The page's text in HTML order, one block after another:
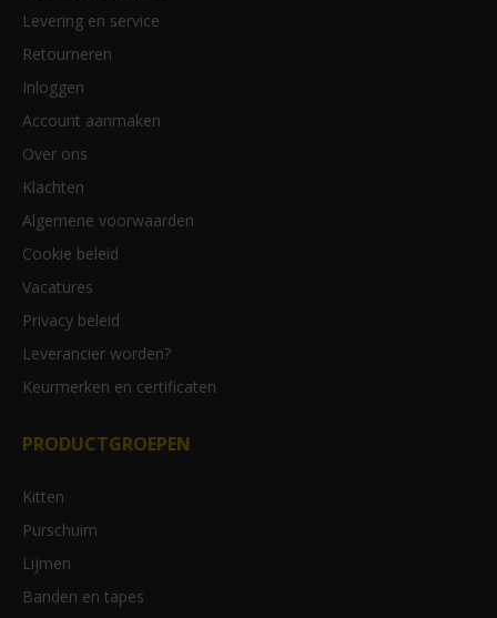
Levering en service
Retourneren
Inloggen
Account aanmaken
Over ons
Klachten
Algemene voorwaarden
Cookie beleid
Vacatures
Privacy beleid
Leverancier worden?
Keurmerken en certificaten
PRODUCTGROEPEN
Kitten
Purschuim
Lijmen
Banden en tapes